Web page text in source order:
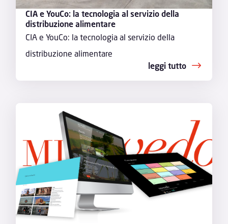
CIA e YouCo: la tecnologia al servizio della
distribuzione alimentare
CIA e YouCo: la tecnologia al servizio della
distribuzione alimentare
leggi tutto